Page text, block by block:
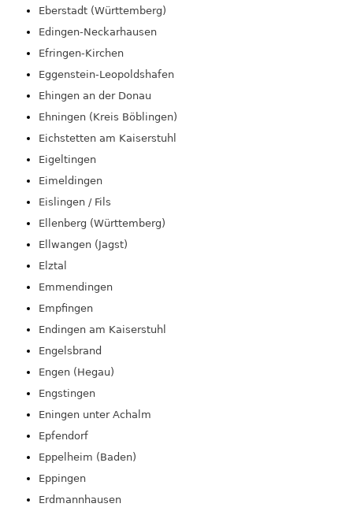
Eberstadt (Württemberg)
Edingen-Neckarhausen
Efringen-Kirchen
Eggenstein-Leopoldshafen
Ehingen an der Donau
Ehningen (Kreis Böblingen)
Eichstetten am Kaiserstuhl
Eigeltingen
Eimeldingen
Eislingen / Fils
Ellenberg (Württemberg)
Ellwangen (Jagst)
Elztal
Emmendingen
Empfingen
Endingen am Kaiserstuhl
Engelsbrand
Engen (Hegau)
Engstingen
Eningen unter Achalm
Epfendorf
Eppelheim (Baden)
Eppingen
Erdmannhausen